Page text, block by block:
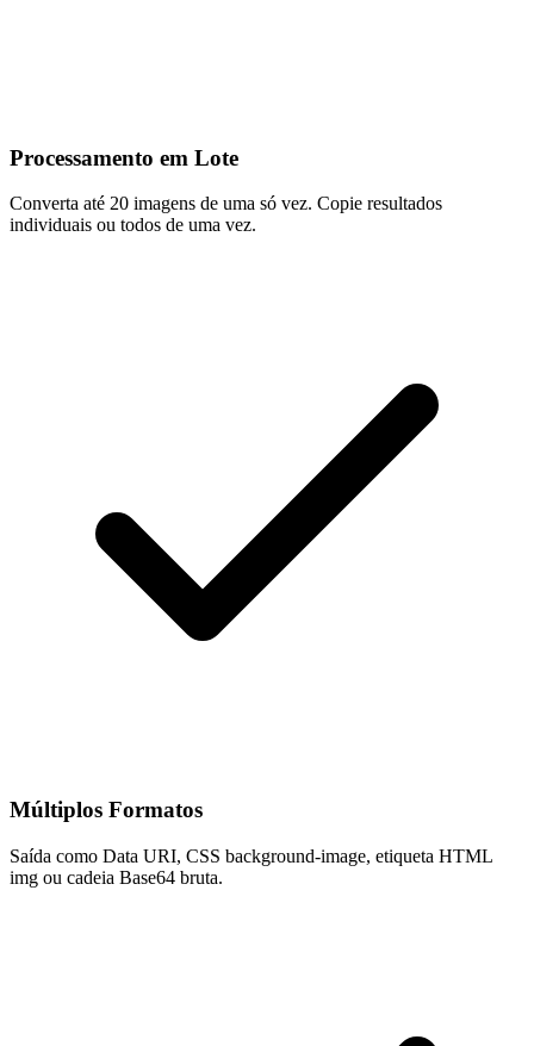
Processamento em Lote
Converta até 20 imagens de uma só vez. Copie resultados
individuais ou todos de uma vez.
Múltiplos Formatos
Saída como Data URI, CSS background-image, etiqueta HTML
img ou cadeia Base64 bruta.